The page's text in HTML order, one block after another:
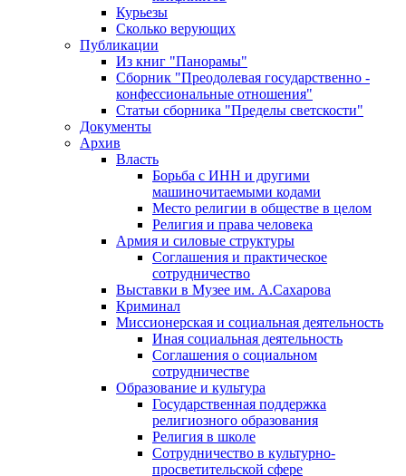
Курьезы
Сколько верующих
Публикации
Из книг "Панорамы"
Сборник "Преодолевая государственно -
конфессиональные отношения"
Статьи сборника "Пределы светскости"
Документы
Архив
Власть
Борьба с ИНН и другими
машиночитаемыми кодами
Место религии в обществе в целом
Религия и права человека
Армия и силовые структуры
Соглашения и практическое
сотрудничество
Выставки в Музее им. А.Сахарова
Криминал
Миссионерская и социальная деятельность
Иная социальная деятельность
Соглашения о социальном
сотрудничестве
Образование и культура
Государственная поддержка
религиозного образования
Религия в школе
Сотрудничество в культурно-
просветительской сфере